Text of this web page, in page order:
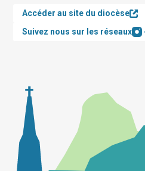
Accéder au site du diocèse
Suivez nous sur les réseaux